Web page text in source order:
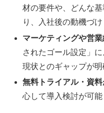
材の要件や、どんな
り、入社後の動機づ
マーケティングや営
されたゴール設定」
現状とのギャップが明
無料トライアル・資
心して導入検討が可能